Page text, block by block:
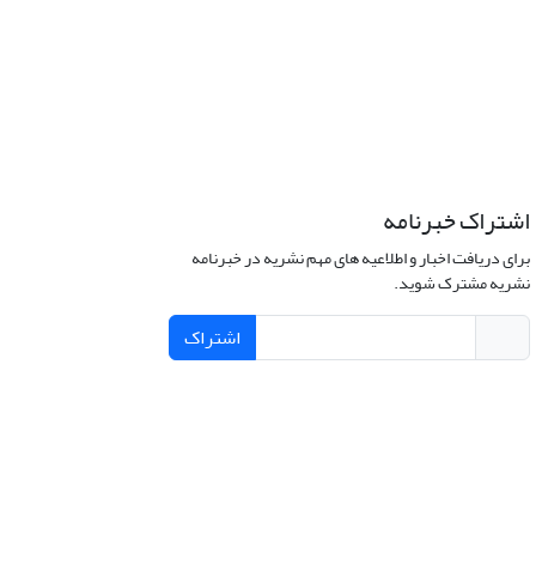
اشتراک خبرنامه
برای دریافت اخبار و اطلاعیه های مهم نشریه در خبرنامه
نشریه مشترک شوید.
اشتراک